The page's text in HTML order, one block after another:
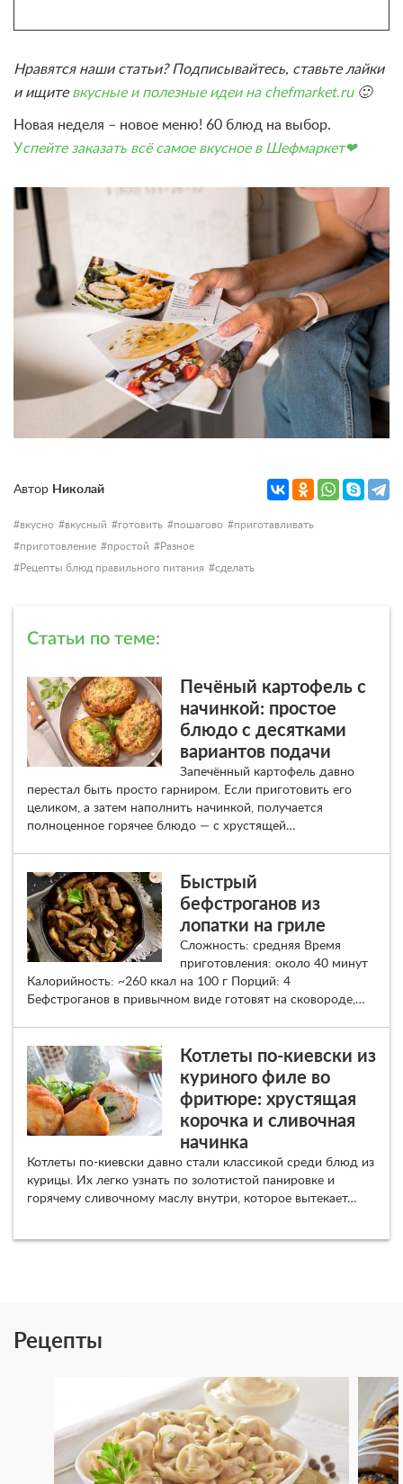
Нравятся наши статьи? Подписывайтесь, ставьте лайки
и ищите вкусные и полезные идеи на chefmarket.ru 🙂
Новая неделя – новое меню! 60 блюд на выбор.
Успейте заказать всё самое вкусное в Шефмаркет❤
Автор Николай
вкусно вкусный готовить пошагово
приготавливать
приготовление
простой
Разное
Рецепты блюд правильного питания
сделать
Статьи по теме:
Печёный картофель с
начинкой: простое
блюдо с десятками
вариантов подачи
Запечённый картофель давно
перестал быть просто гарниром. Если приготовить его
целиком, а затем наполнить начинкой, получается
полноценное горячее блюдо — с хрустящей…
Быстрый
бефстроганов из
лопатки на гриле
Сложность: средняя Время
приготовления: около 40 минут
Калорийность: ~260 ккал на 100 г Порций: 4
Бефстроганов в привычном виде готовят на сковороде,…
Котлеты по-киевски из
куриного филе во
фритюре: хрустящая
корочка и сливочная
начинка
Котлеты по-киевски давно стали классикой среди блюд из
курицы. Их легко узнать по золотистой панировке и
горячему сливочному маслу внутри, которое вытекает…
Рецепты